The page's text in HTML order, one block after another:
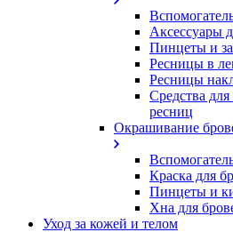
Аксессуары
Пинцеты и
Ресницы в
Ресницы
Средства
ресниц
Окрашивание
Краска для
Пинцеты и
Хна для
Уход за кожей и телом